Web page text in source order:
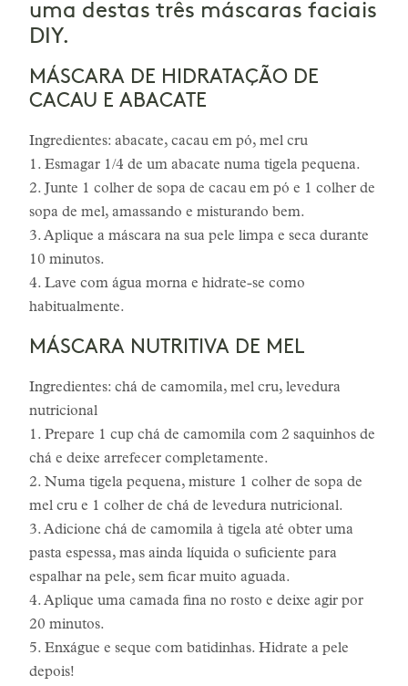
uma destas três máscaras faciais
DIY.
MÁSCARA DE HIDRATAÇÃO DE
CACAU E ABACATE
Ingredientes: abacate, cacau em pó, mel cru
1. Esmagar 1/4 de um abacate numa tigela pequena.
2. Junte 1 colher de sopa de cacau em pó e 1 colher de
sopa de mel, amassando e misturando bem.
3. Aplique a máscara na sua pele limpa e seca durante
10 minutos.
4. Lave com água morna e hidrate-se como
habitualmente.
MÁSCARA NUTRITIVA DE MEL
Ingredientes: chá de camomila, mel cru, levedura
nutricional
1. Prepare 1 cup chá de camomila com 2 saquinhos de
chá e deixe arrefecer completamente.
2. Numa tigela pequena, misture 1 colher de sopa de
mel cru e 1 colher de chá de levedura nutricional.
3. Adicione chá de camomila à tigela até obter uma
pasta espessa, mas ainda líquida o suficiente para
espalhar na pele, sem ficar muito aguada.
4. Aplique uma camada fina no rosto e deixe agir por
20 minutos.
5. Enxágue e seque com batidinhas. Hidrate a pele
depois!